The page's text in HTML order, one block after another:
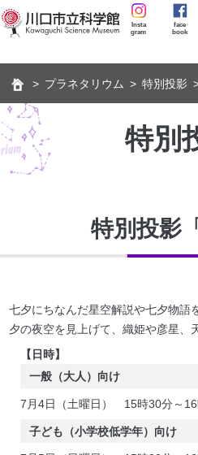
Insta
gram
face
book
プラネタリウム 特別投影
特別
特別投影
七夕にちなんだ星空解説や七夕物語
夕の夜空を見上げて、織姫や彦星、
【日時】
一般（大人）向け
7月4日（土曜日） 15時30分～16
子ども（小学校低学年）向け